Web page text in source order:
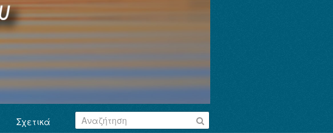
Σχετικά